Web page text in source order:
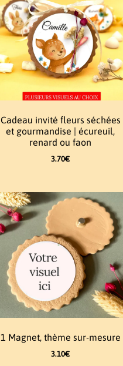
Cadeau invité fleurs séchées
et gourmandise | écureuil,
renard ou faon
3.70€
1 Magnet, thème sur-mesure
3.10€